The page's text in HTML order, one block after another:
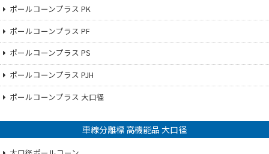
ポールコーンプラス PK
ポールコーンプラス PF
ポールコーンプラス PS
ポールコーンプラス PJH
ポールコーンプラス 大口径
車線分離標 高機能品 大口径